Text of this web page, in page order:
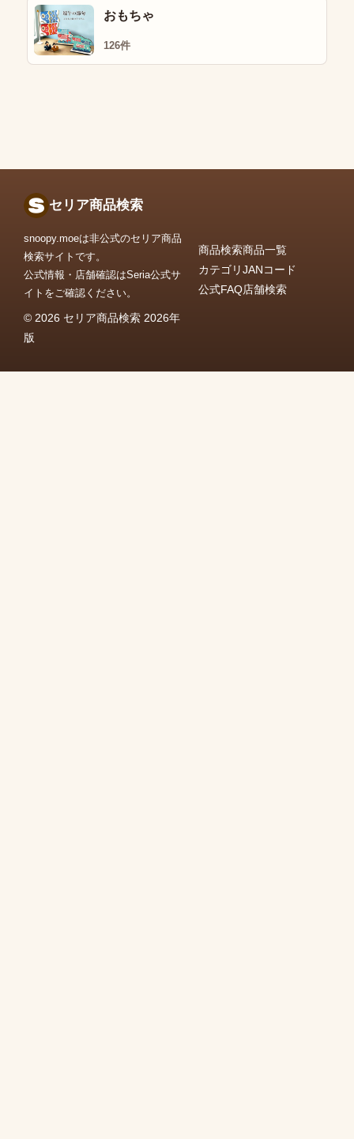
おもちゃ
126件
セリア商品検索
snoopy.moeは非公式のセリア商品
検索サイトです。
公式情報・店舗確認はSeria公式サ
イトをご確認ください。
© 2026 セリア商品検索 2026年
版
商品検索商品一覧
カテゴリJANコード
公式FAQ店舗検索